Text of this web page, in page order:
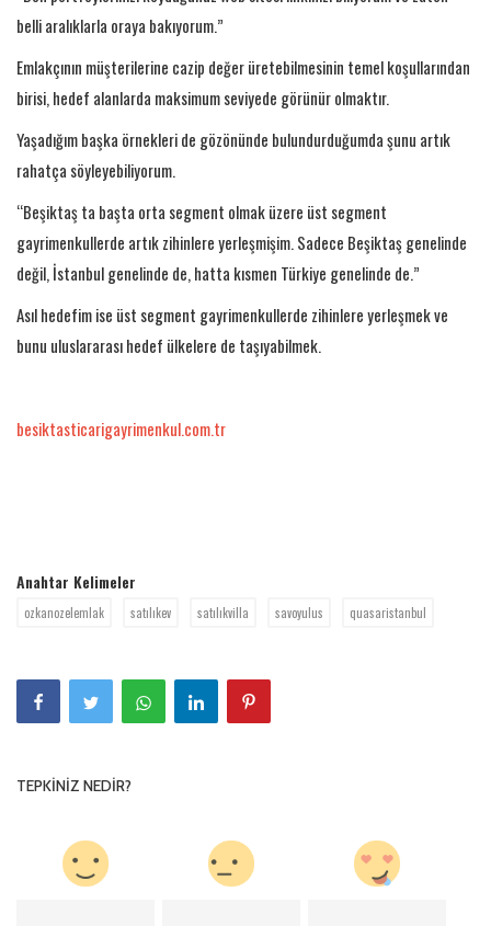
belli aralıklarla oraya bakıyorum.”
Emlakçının müşterilerine cazip değer üretebilmesinin temel koşullarından
birisi, hedef alanlarda maksimum seviyede görünür olmaktır.
Yaşadığım başka örnekleri de gözönünde bulundurduğumda şunu artık
rahatça söyleyebiliyorum.
“Beşiktaş ta başta orta segment olmak üzere üst segment
gayrimenkullerde artık zihinlere yerleşmişim. Sadece Beşiktaş genelinde
değil, İstanbul genelinde de, hatta kısmen Türkiye genelinde de.”
Asıl hedefim ise üst segment gayrimenkullerde zihinlere yerleşmek ve
bunu uluslararası hedef ülkelere de taşıyabilmek.
besiktasticarigayrimenkul.com.tr
Anahtar Kelimeler
ozkanozelemlak satılıkev satılıkvilla savoyulus quasaristanbul
TEPKINIZ NEDIR?